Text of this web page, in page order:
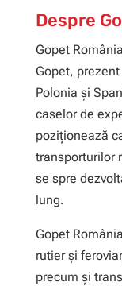
Despre
Gopet
Gopet,
Polonia și
caselor de
poziționează
transporturilor
se spre
lung.
Gopet
rutier și
precum și